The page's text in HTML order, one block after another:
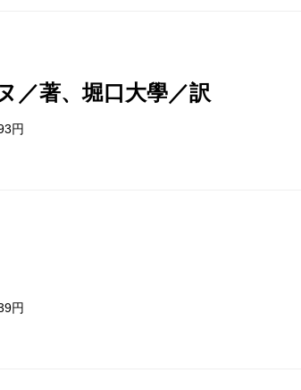
／著、堀口大學／訳
円
円